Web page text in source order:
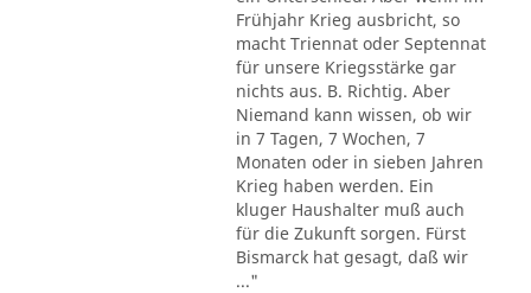
Frühjahr Krieg ausbricht, so
macht Triennat oder Septennat
für unsere Kriegsstärke gar
nichts aus. B. Richtig. Aber
Niemand kann wissen, ob wir
in 7 Tagen, 7 Wochen, 7
Monaten oder in sieben Jahren
Krieg haben werden. Ein
kluger Haushalter muß auch
für die Zukunft sorgen. Fürst
Bismarck hat gesagt, daß wir
..."